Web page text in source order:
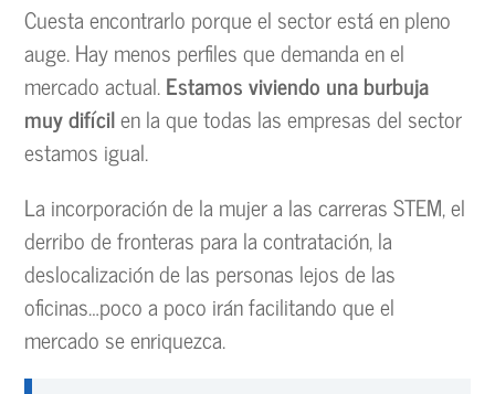
Cuesta encontrarlo porque el sector está en pleno
auge. Hay menos perfiles que demanda en el
mercado actual.Estamos viviendo una burbuja
muy difícilen la que todas las empresas del sector
estamos igual.
La incorporación de la mujer a las carreras STEM, el
derribo de fronteras para la contratación, la
deslocalización de las personas lejos de las
oficinas…poco a poco irán facilitando que el
mercado se enriquezca.